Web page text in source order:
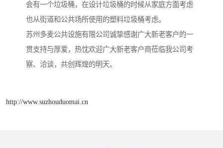
会有一个垃圾桶，在设计垃圾桶的时候从家庭方面考虑
也从街道和公共场所使用的塑料垃圾桶考虑。
苏州多麦公共设施有限公司诚挚感谢广大新老客户的一
贯支持与厚爱，热忱欢迎广大新老客户商莅临我公司考
察、洽谈，共创辉煌的明天。
http://www.suzhouduomai.cn